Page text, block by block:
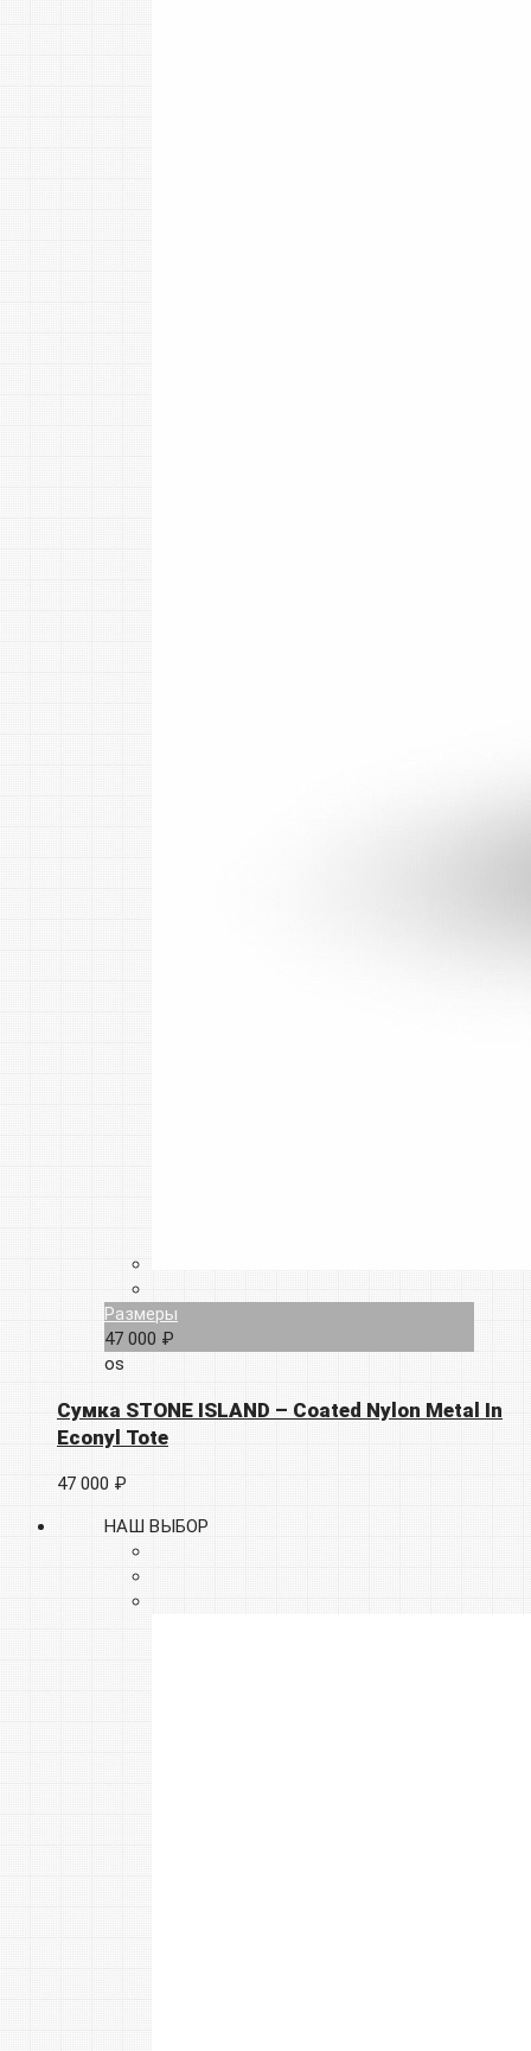
Размеры
47 000 ₽
os
Сумка STONE ISLAND – Coated Nylon Metal In
Econyl Tote
47 000 ₽
НАШ ВЫБОР